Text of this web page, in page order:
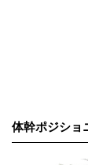
体幹ポジショ